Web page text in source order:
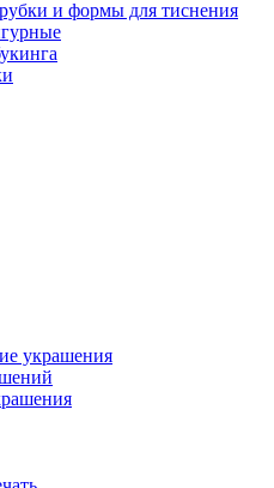
и формы для тиснения
украшения